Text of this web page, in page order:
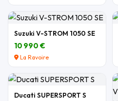
Suzuki V-STROM 1050 SE
10 990 €
La Ravoire
Ducati SUPERSPORT S